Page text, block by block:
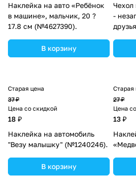
Наклейка на авто «Ребёнок
в машине», мальчик, 20 ?
17.8 см (№4627390).
В корзину
Чехол
-
Старая цена
37 ₽
Цена со скидкой
18 ₽
Наклейка на автомобиль
"Везу малышку" (№1240246).
В корзину
Старая
27 ₽
Цена
13 ₽